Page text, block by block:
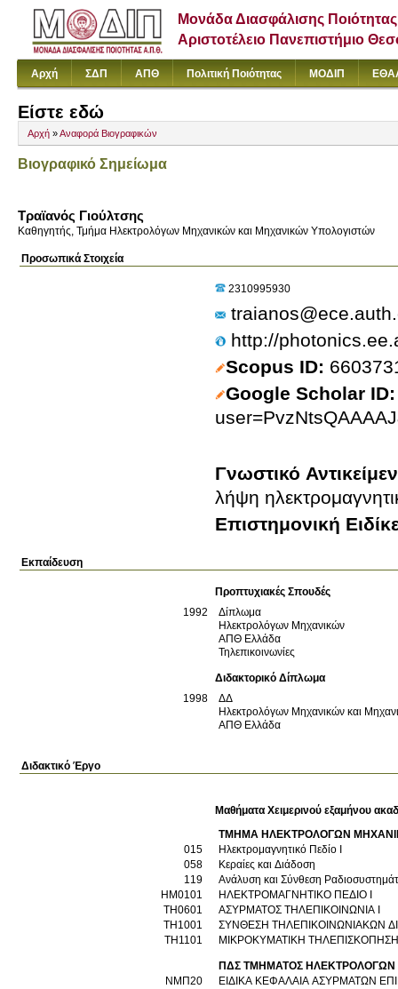
Μονάδα Διασφάλισης Ποιότητας
Αριστοτέλειο Πανεπιστήμιο
Αρχή ΣΔΠ ΑΠΘ Πολιτική Ποιότητας ΜΟΔΙΠ
Είστε εδώ
Αρχή »Αναφορά Βιογραφικών
Βιογραφικό Σημείωμα
Τραϊανός Γιούλτσης
Καθηγητής, Τμήμα Ηλεκτρολόγων Μηχανικών και Μηχανικών Υπολογιστών
Προσωπικά Στοιχεία
2310995930
http://
Scopus ID
Google Scholar ID
Γνωστικό
λήψη
Επιστημονική
Εκπαίδευση
Προπτυχιακές Σπουδές
1992
Δίπλωμα
Ηλεκτρολόγων Μηχανικών
ΑΠΘ Ελλάδα
Τηλεπικοινωνίες
Διδακτορικό Δίπλωμα
1998
ΔΔ
Ηλεκτρολόγων Μηχανικών και
ΑΠΘ Ελλάδα
Διδακτικό Έργο
Μαθήματα Χειμερινού εξαμήνου
ΤΜΗΜΑ ΗΛΕΚΤΡΟΛΟΓΩΝ
015
Ηλεκτρομαγνητικό Πεδίο Ι
058
Κεραίες και Διάδοση
119
Ανάλυση και Σύνθεση
ΗΜ0101
ΗΛΕΚΤΡΟΜΑΓΝΗΤΙΚΟ ΠΕΔΙΟ Ι
ΤΗ0601
ΑΣΥΡΜΑΤΟΣ ΤΗΛΕΠΙΚΟΙΝΩΝΙΑ Ι
ΤΗ1001
ΣΥΝΘΕΣΗ ΤΗΛΕΠΙΚΟΙΝΩΝΙΑΚΩΝ
ΤΗ1101
ΜΙΚΡΟΚΥΜΑΤΙΚΗ ΤΗΛΕΠΙΣΚΟΠΗΣΗ
ΠΔΣ ΤΜΗΜΑΤΟΣ
ΝΜΠ20
ΕΙΔΙΚΑ ΚΕΦΑΛΑΙΑ ΑΣΥΡΜΑΤΩΝ